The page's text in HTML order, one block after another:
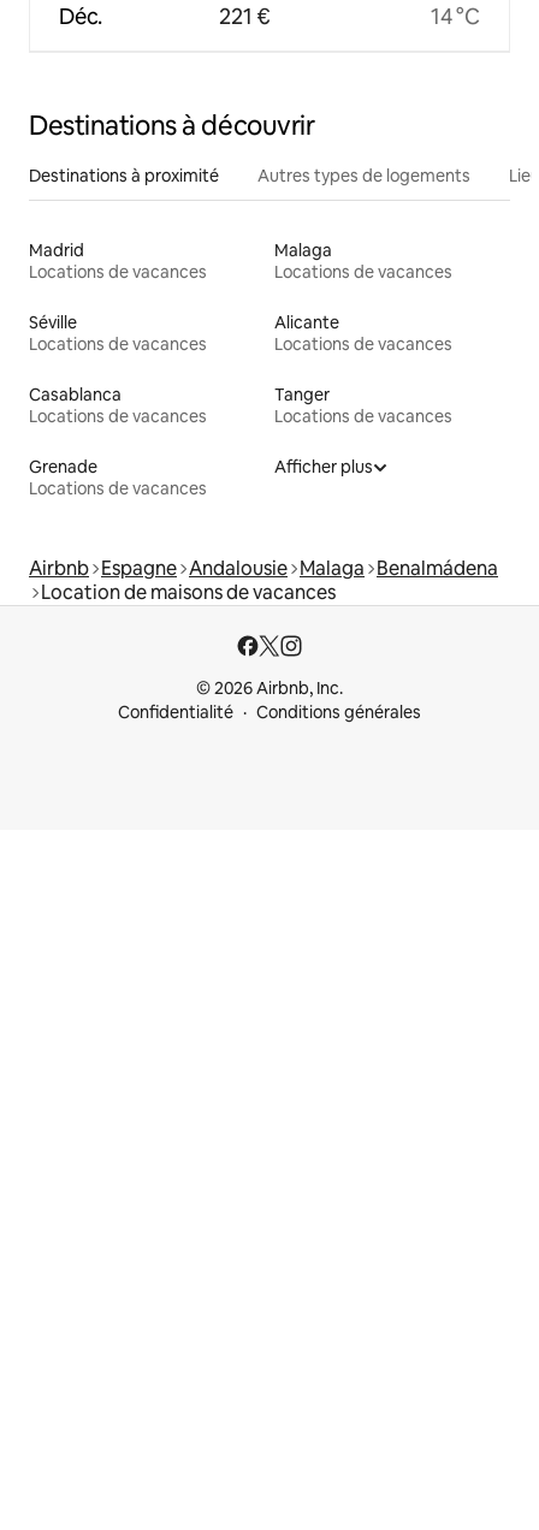
Déc. 221 € 14 °C
Destinations à découvrir
Destinations à proximité Autres types de logements
Madrid
Locations de vacances
Malaga
Locations de vacances
Séville
Locations de vacances
Alicante
Locations de vacances
Casablanca
Locations de vacances
Tanger
Locations de vacances
Grenade
Locations de vacances
Afficher plus
Airbnb Espagne Andalousie Malaga Benalmádena
Location de maisons de vacances
© 2026 Airbnb, Inc.
Confidentialité
Conditions générales